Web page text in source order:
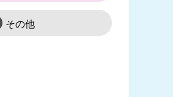
その他